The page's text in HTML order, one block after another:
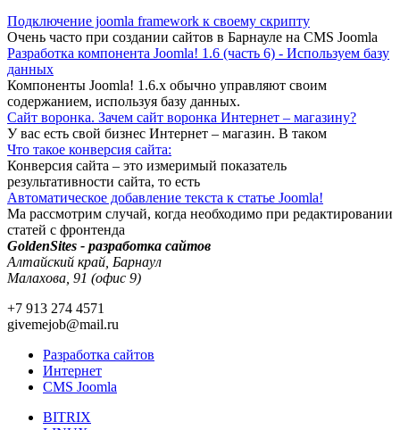
Подключение joomla framework к своему скрипту
Очень часто при создании сайтов в Барнауле на CMS Joomla
Разработка компонента Joomla! 1.6 (часть 6) - Используем базу
данных
Компоненты Joomla! 1.6.x обычно управляют своим
содержанием, используя базу данных.
Сайт воронка. Зачем сайт воронка Интернет – магазину?
У вас есть свой бизнес Интернет – магазин. В таком
Что такое конверсия сайта:
Конверсия сайта – это измеримый показатель
результативности сайта, то есть
Автоматическое добавление текста к статье Joomla!
Ма рассмотрим случай, когда необходимо при редактировании
статей с фронтенда
GoldenSites - разработка сайтов
Алтайский край, Барнаул
Малахова, 91 (офис 9)
+7 913 274 4571
givemejob@mail.ru
Разработка сайтов
Интернет
CMS Joomla
BITRIX